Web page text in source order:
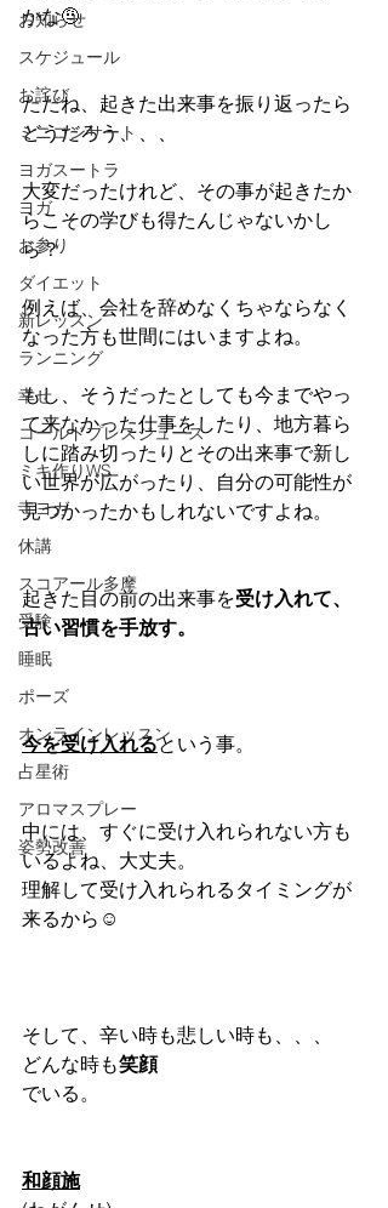
お知らせ
スケジュール
お詫び
ミニコンサート
ヨガスートラ
ヨガ
お参り
ダイエット
新レッスン
ランニング
幸せ
コールドプレスジュース
ミキ作りWS
寺ヨガ
休講
スコアール多摩
受験
睡眠
ポーズ
オンラインレッスン
占星術
アロマスプレー
姿勢改善
かな🤨
ただね、起きた出来事を振り返ったら
どうだろう、、、
大変だったけれど、その事が起きたか
らこその学びも得たんじゃないかし
ら？
例えば、会社を辞めなくちゃならなく
なった方も世間にはいますよね。
もし、そうだったとしても今までやっ
て来なかった仕事をしたり、地方暮ら
しに踏み切ったりとその出来事で新し
い世界が広がったり、自分の可能性が
見つかったかもしれないですよね。
起きた目の前の出来事を受け入れて、
古い習慣を手放す。
今を受け入れるという事。
中には、すぐに受け入れられない方も
いるよね、大丈夫。
理解して受け入れられるタイミングが
来るから☺️
そして、辛い時も悲しい時も、、、
どんな時も笑顔
でいる。
和顔施